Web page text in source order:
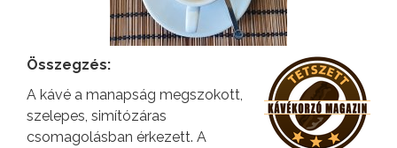
Összegzés:
A kávé a manapság megszokott,
szelepes, simítózáras
csomagolásban érkezett. A